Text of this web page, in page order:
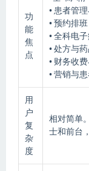
功
能
焦
点
• 患者管
• 预约排班
• 全科电
• 处方与
• 财务收
• 营销与
用
户
复
杂
度
相对简单
士和前台